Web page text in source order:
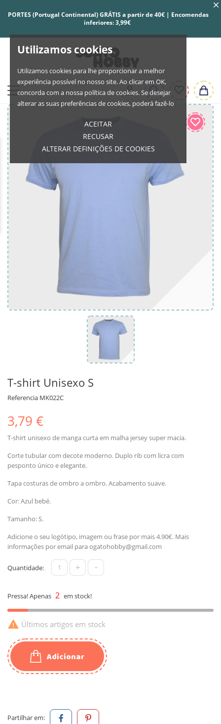
Utilizamos cookies
Utilizamos cookies para lhe proporcionar a melhor
experiência possível no nosso site. Ao clicar em OK,
concorda com a nossa política de cookies. Se desejar
alterar as suas preferências de cookies, poderá fazê-lo
ACEITAR
RECUSAR
ALTERAR DEFINIÇÕES DE COOKIES
PORTES (Portugal Continental) GRÁTIS a partir de 40€ | Encomendas
inferiores: 3,99€
T-shirt Unisexo S
Referencia MK022C
3,79 €
T-shirt unisexo de manga curta em malha jersey super macia.
Corte tubular com decote moderno. Duplo rib com licra com
pesponto único e elegante.
Tapa costuras de ombro a ombro. Acabamento suave.
Cor: Azul bebé.
Tamanho: S.
Adicione o seu logótipo, imagem ou frase por mais 4.90€. Mais
informações por email para ogatohobby@gmail.com
Quantidade: + -
Pressa! Apenas 2 em stock!
 Últimos artigos em stock
Adicionar
Partilhar em: